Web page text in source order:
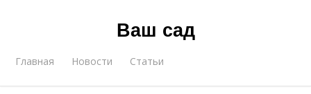
Ваш сад
Главная Новости Статьи